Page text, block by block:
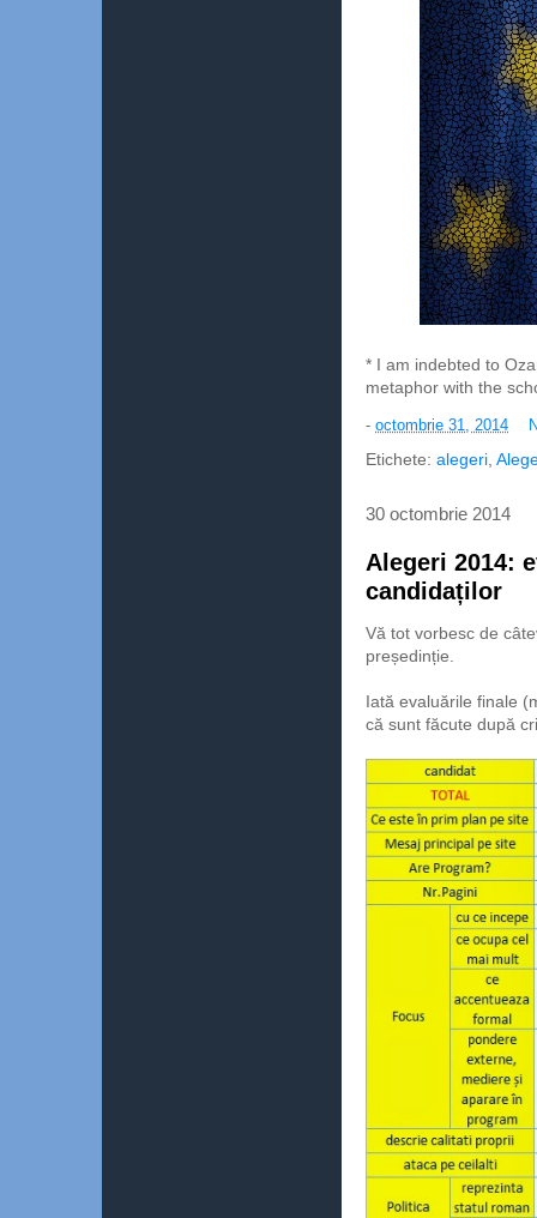
* I am indebted to
metaphor with the
- octombrie 31, 2014
Etichete: alegeri
30 octombrie 2014
Alegeri 2014:
candidaților
Vă tot vorbesc de
președinție.
Iată evaluările finale
că sunt făcute după